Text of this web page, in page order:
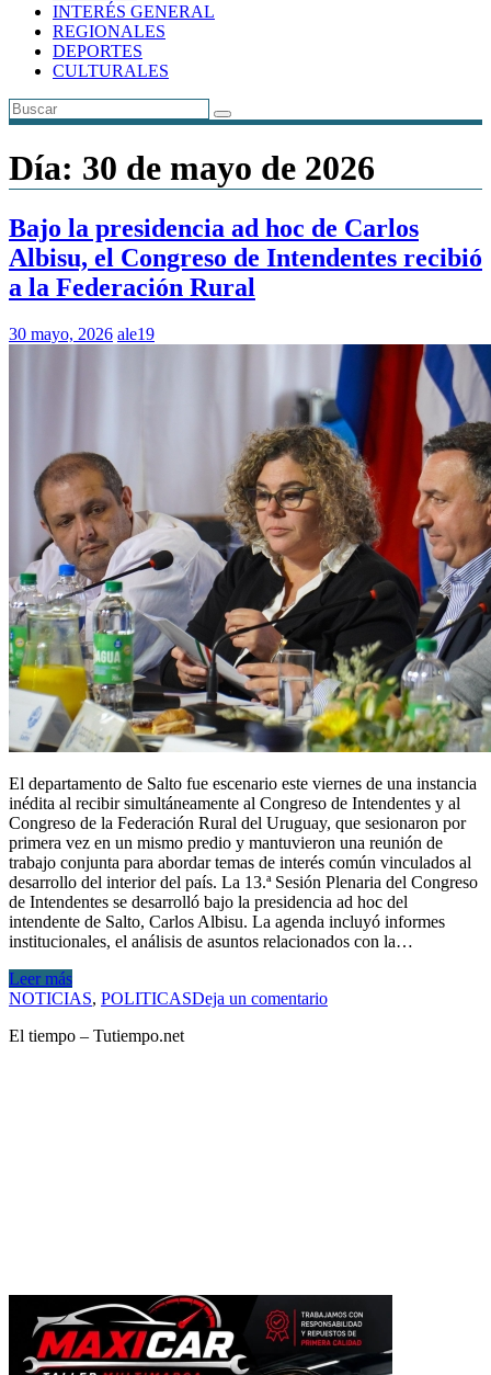
INTERÉS GENERAL
REGIONALES
DEPORTES
CULTURALES
Día: 30 de mayo de 2026
Bajo la presidencia ad hoc de Carlos
Albisu, el Congreso de Intendentes recibió
a la Federación Rural
30 mayo, 2026 ale19
El departamento de Salto fue escenario este viernes de una instancia
inédita al recibir simultáneamente al Congreso de Intendentes y al
Congreso de la Federación Rural del Uruguay, que sesionaron por
primera vez en un mismo predio y mantuvieron una reunión de
trabajo conjunta para abordar temas de interés común vinculados al
desarrollo del interior del país. La 13.ª Sesión Plenaria del Congreso
de Intendentes se desarrolló bajo la presidencia ad hoc del
intendente de Salto, Carlos Albisu. La agenda incluyó informes
institucionales, el análisis de asuntos relacionados con la…
Leer más
NOTICIAS, POLITICASDeja un comentario
El tiempo – Tutiempo.net